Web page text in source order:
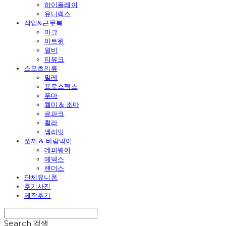
하이플레이
유니렉스
작업&근무복
마크
아트윈
윌비
티뷰크
스포츠의류
밀레
프로스펙스
푸마
켈미 & 조마
르파크
휠라
엠리밋
쪼끼 & 바람막이
데피웨이
메덱스
랜더스
단체유니폼
후기사진
제작후기
Search 검색